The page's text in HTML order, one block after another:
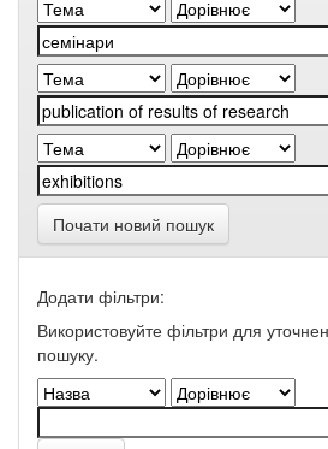
Почати новий пошук
Додати фільтри:
Використовуйте фільтри для
пошуку.